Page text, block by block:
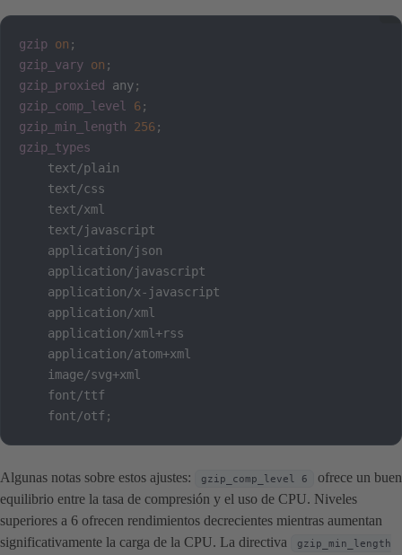
gzip on ;
gzip_vary on ;
gzip_proxied
any;
gzip_comp_level
6;
gzip_min_length
256;
gzip_types
    text/plain
    text/css
    text/xml
    text/javascript
    application/json
    application/javascript
    application/x-javascript
    application/xml
    application/xml+rss
    application/atom+xml
    image/svg+xml
    font/ttf
    font/otf
;
Algunas notas sobre estos ajustes: gzip_comp_level 6
ofrece un buen
equilibrio entre la tasa de compresión y el uso de CPU. Niveles
superiores a 6 ofrecen rendimientos decrecientes mientras aumentan
significativamente la carga de la CPU. La directiva
gzip_min_length